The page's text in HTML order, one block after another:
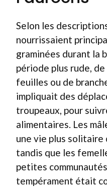
Selon les
nourrissaient
graminées durant la
période plus rude, de
feuilles ou de
impliquait des
troupeaux, pour
alimentaires. Les
une vie plus solitaire
tandis que les
petites
tempérament était